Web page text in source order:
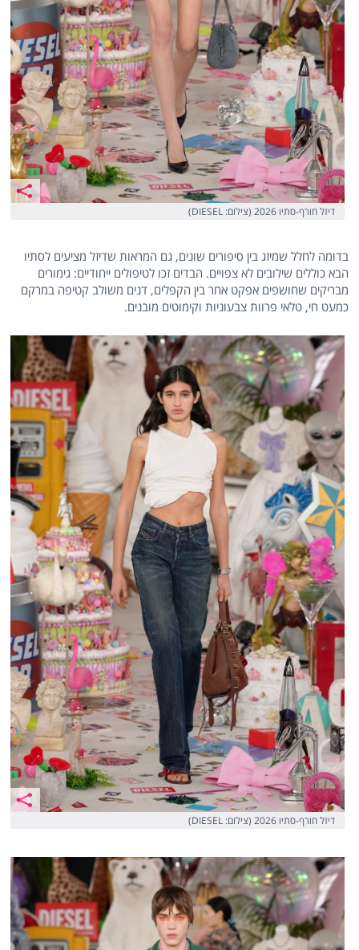
דיזל חורף-סתיו 2026 (צילום: DIESEL)
בדומה לחלל שמיזג בין סיפורים שונים, גם המראות שדיזל מציעים לסתיו
הבא כוללים שילובים לא צפויים. הבדים זכו לטיפולים ייחודיים: גימורים
מבריקים שחושפים אפקט אחר בין הקפלים, דנים משולב קטיפה במרקם
כמעט חי, טלאי פרוות צבעוניות וקימוטים מובנים.
דיזל חורף-סתיו 2026 (צילום: DIESEL)